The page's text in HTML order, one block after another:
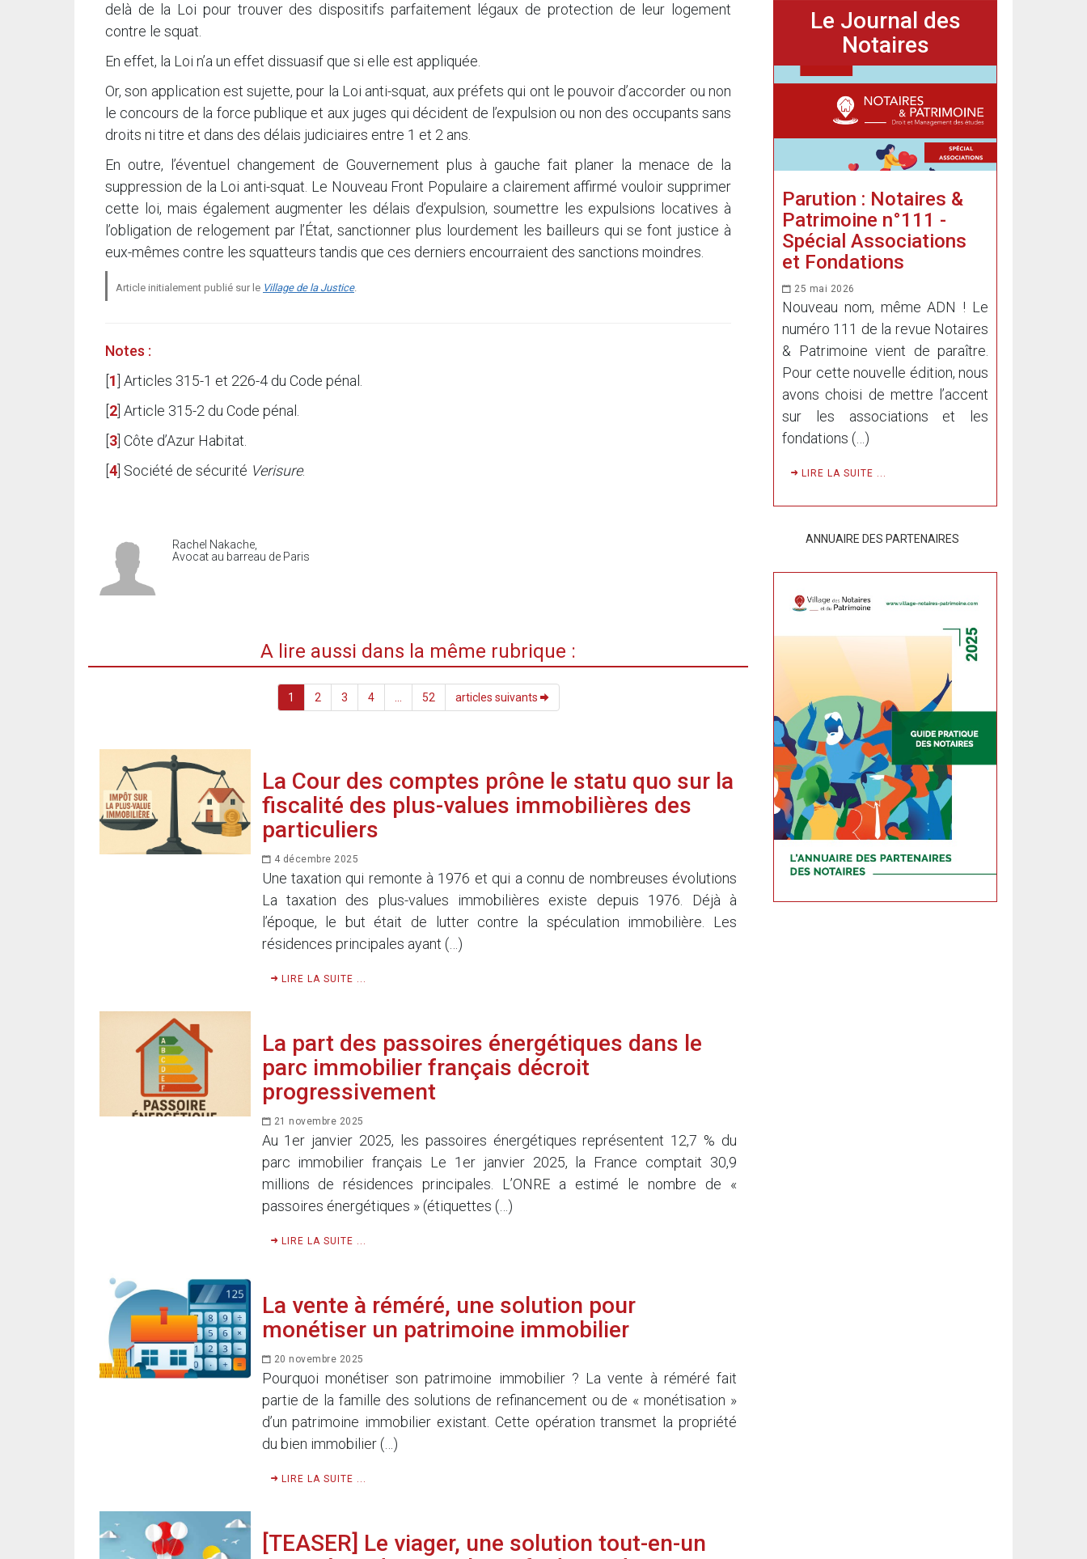
delà de la Loi pour trouver des dispositifs parfaitement légaux de protection de leur logement
contre le squat.
En effet, la Loi n’a un effet dissuasif que si elle est appliquée.
Or, son application est sujette, pour la Loi anti-squat, aux préfets qui ont le pouvoir d’accorder ou non
le concours de la force publique et aux juges qui décident de l’expulsion ou non des occupants sans
droits ni titre et dans des délais judiciaires entre 1 et 2 ans.
En outre, l’éventuel changement de Gouvernement plus à gauche fait planer la menace de la
suppression de la Loi anti-squat. Le Nouveau Front Populaire a clairement affirmé vouloir supprimer
cette loi, mais également augmenter les délais d’expulsion, soumettre les expulsions locatives à
l’obligation de relogement par l’État, sanctionner plus lourdement les bailleurs qui se font justice à
eux-mêmes contre les squatteurs tandis que ces derniers encourraient des sanctions moindres.
Article initialement publié sur le Village de la Justice.
Notes :
1 Articles 315-1 et 226-4 du Code pénal.
2 Article 315-2 du Code pénal.
3 Côte d’Azur Habitat.
4 Société de sécurité Verisure.
Rachel Nakache,
Avocat au barreau de Paris
A lire aussi dans la même rubrique :
1 2 3 4 ... 52 articles suivants
La Cour des comptes prône le statu quo sur la
fiscalité des plus-values immobilières des
particuliers
4 décembre 2025
Une taxation qui remonte à 1976 et qui a connu de nombreuses évolutions
La taxation des plus-values immobilières existe depuis 1976. Déjà à
l’époque, le but était de lutter contre la spéculation immobilière. Les
résidences principales ayant (…)
LIRE LA SUITE ...
La part des passoires énergétiques dans le
parc immobilier français décroit
progressivement
21 novembre 2025
Au 1er janvier 2025, les passoires énergétiques représentent 12,7 % du
parc immobilier français Le 1er janvier 2025, la France comptait 30,9
millions de résidences principales. L’ONRE a estimé le nombre de «
passoires énergétiques » (étiquettes (…)
LIRE LA SUITE ...
La vente à réméré, une solution pour
monétiser un patrimoine immobilier
20 novembre 2025
Pourquoi monétiser son patrimoine immobilier ? La vente à réméré fait
partie de la famille des solutions de refinancement ou de « monétisation »
d’un patrimoine immobilier existant. Cette opération transmet la propriété
du bien immobilier (…)
LIRE LA SUITE ...
[TEASER] Le viager, une solution tout-en-un
Le Journal des
Notaires
Parution : Notaires &
Patrimoine n°111 -
Spécial Associations
et Fondations
25 mai 2026
Nouveau nom, même ADN ! Le
numéro 111 de la revue Notaires
& Patrimoine vient de paraître.
Pour cette nouvelle édition, nous
avons choisi de mettre l’accent
sur les associations et les
fondations (…)
LIRE LA SUITE ...
ANNUAIRE DES PARTENAIRES